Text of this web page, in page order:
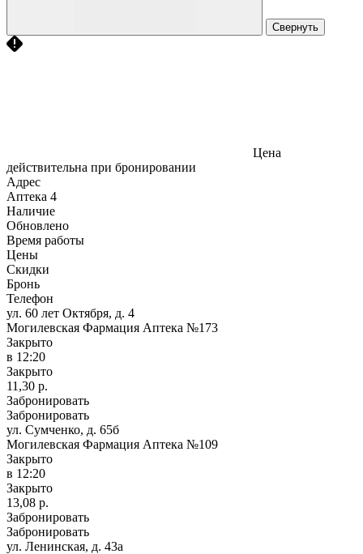
Свернуть
Цена
действительна при бронировании
Адрес
Аптека 4
Наличие
Обновлено
Время работы
Цены
Скидки
Бронь
Телефон
ул. 60 лет Октября, д. 4
Могилевская Фармация Аптека №173
Закрыто
в 12:20
Закрыто
11,30 р.
Забронировать
Забронировать
ул. Сумченко, д. 65б
Могилевская Фармация Аптека №109
Закрыто
в 12:20
Закрыто
13,08 р.
Забронировать
Забронировать
ул. Ленинская, д. 43а